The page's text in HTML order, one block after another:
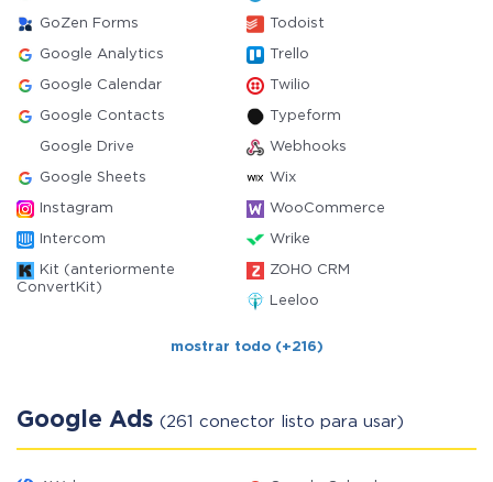
GoZen Forms Todoist
Google Analytics Trello
Google Calendar Twilio
Google Contacts Typeform
Google Drive Webhooks
Google Sheets Wix
Instagram WooCommerce
Intercom Wrike
Kit (anteriormente
ConvertKit)
ZOHO CRM
Leeloo
mostrar todo (+216)
Google Ads (261 conector listo para usar)